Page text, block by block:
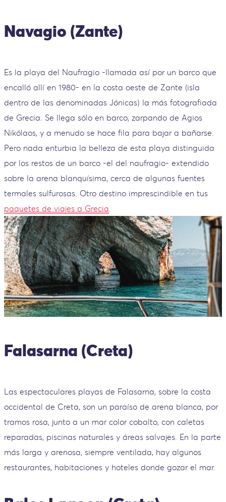
Navagio (Zante)
Es la playa del Naufragio -llamada así por un barco que
encalló allí en 1980- en la costa oeste de Zante (isla
dentro de las denominadas Jónicas) la más fotografiada
de Grecia. Se llega sólo en barco, zarpando de Agios
Nikólaos, y a menudo se hace fila para bajar a bañarse.
Pero nada enturbia la belleza de esta playa distinguida
por los restos de un barco -el del naufragio- extendido
sobre la arena blanquísima, cerca de algunas fuentes
termales sulfurosas. Otro destino imprescindible en tus
paquetes de viajes a Grecia.
Falasarna (Creta)
Las espectaculares playas de Falasarna, sobre la costa
occidental de Creta, son un paraíso de arena blanca, por
tramos rosa, junto a un mar color cobalto, con caletas
reparadas, piscinas naturales y áreas salvajes. En la parte
más larga y arenosa, siempre ventilada, hay algunos
restaurantes, habitaciones y hoteles donde gozar el mar.